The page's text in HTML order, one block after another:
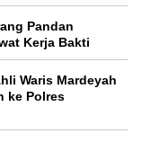
Pandan
Kerja Bakti
Waris Mardeyah
ke Polres